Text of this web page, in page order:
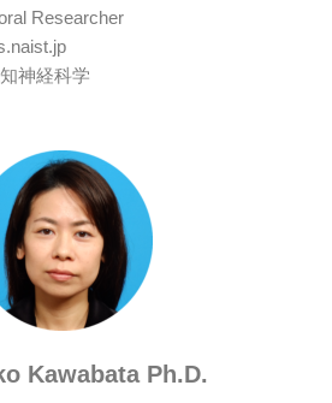
Researcher
神経科学
Kawabata Ph.D.